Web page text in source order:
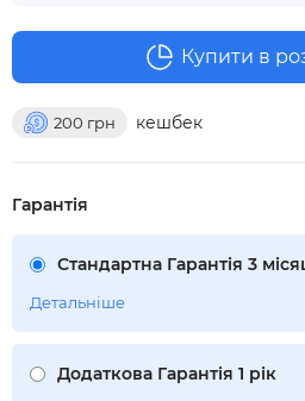
200 грн кешбек
Купити в
Гарантія
Стандартна Гарантія 3
Детальніше
Додаткова Гарантія 1 рік